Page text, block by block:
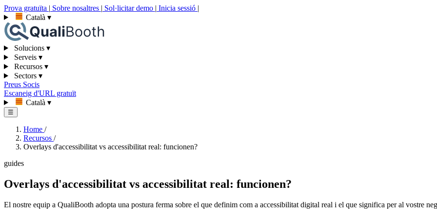
Prova gratuïta | Sobre nosaltres | Sol·licitar demo | Inicia sessió |
Català ▾
Solucions ▾
Serveis ▾
Recursos ▾
Sectors ▾
Preus Socis
Escaneig d'URL gratuït
Català ▾
☰
Home /
Recursos /
Overlays d'accessibilitat vs accessibilitat real: funcionen?
guides
Overlays d'accessibilitat vs accessibilitat real: funcionen?
El nostre equip a QualiBooth adopta una postura ferma sobre el que definim com a accessibilitat digital real i el que significa per al vostre